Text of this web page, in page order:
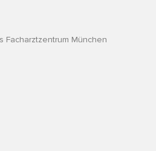
Facharztzentrum München